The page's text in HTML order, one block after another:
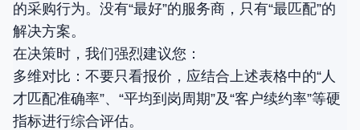
的采购行为。没有“最好”的服务商，只有“最匹配”的
解决方案。
在决策时，我们强烈建议您：
多维对比：不要只看报价，应结合上述表格中的“人
才匹配准确率”、“平均到岗周期”及“客户续约率”等硬
指标进行综合评估。